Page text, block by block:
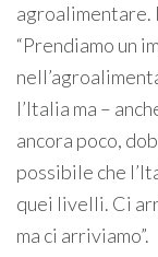
agroalimentare.
“Prendiamo un
l’Italia ma –
ancora poco,
possibile che
quei livelli. Ci
ma ci arriviamo”.